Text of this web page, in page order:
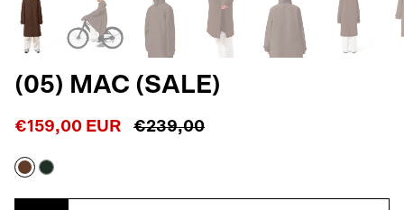
(05) MAC (SALE)
€159,00 EUR €239,00
Macassar
Dark